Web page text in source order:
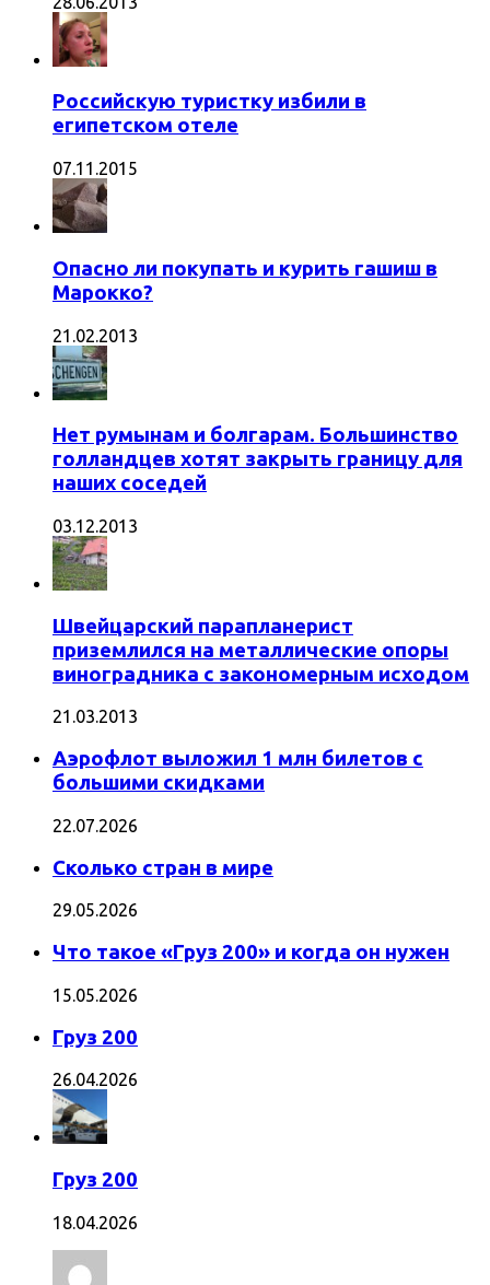
Российскую туристку избили в
египетском отеле
07.11.2015
Опасно ли покупать и курить гашиш в
Марокко?
21.02.2013
Нет румынам и болгарам. Большинство
голландцев хотят закрыть границу для
наших соседей
03.12.2013
Швейцарский парапланерист
приземлился на металлические опоры
виноградника с закономерным исходом
21.03.2013
Аэрофлот выложил 1 млн билетов с
большими скидками
22.07.2026
Сколько стран в мире
29.05.2026
Что такое «Груз 200» и когда он нужен
15.05.2026
Груз 200
26.04.2026
Груз 200
18.04.2026